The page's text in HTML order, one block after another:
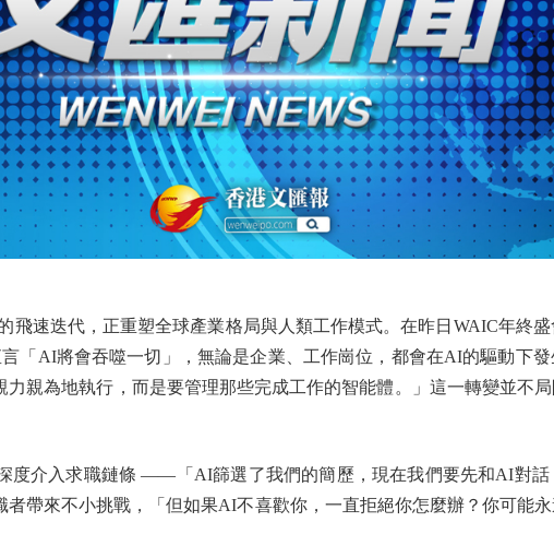
速迭代，正重塑全球產業格局與人類工作模式。在昨日WAIC年終盛
言「AI將會吞噬一切」，無論是企業、工作崗位，都會在AI的驅動下
力親為地執行，而是要管理那些完成工作的智能體。」這一轉變並不
介入求職鏈條 ——「AI篩選了我們的簡歷，現在我們要先和AI對話
帶來不小挑戰，「但如果AI不喜歡你，一直拒絕你怎麼辦？你可能